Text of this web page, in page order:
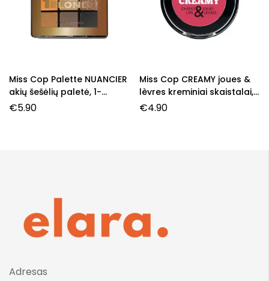
Miss Cop Palette NUANCIER
akių šešėlių paletė, 1-
Blonde, 7,2 g.
€5.90
Miss Cop CREAMY joues &
lèvres kreminiai skaistalai,
05- Pink Romance, 3 g.
€4.90
Adresas